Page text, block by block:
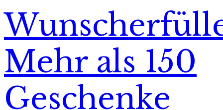
Mehr als 150
Geschenke